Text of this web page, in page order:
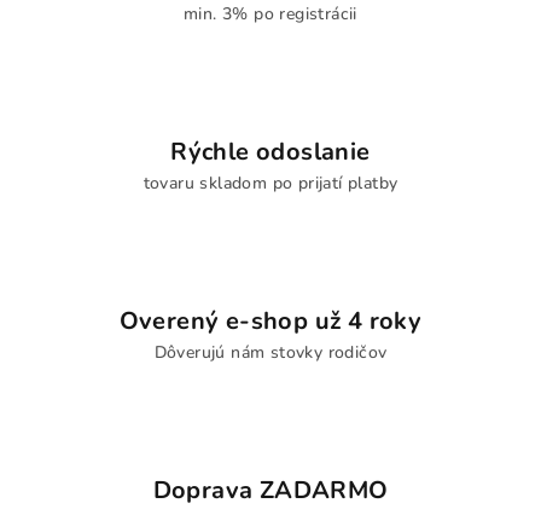
min. 3% po registrácii
Rýchle odoslanie
tovaru skladom po prijatí platby
Overený e-shop už 4 roky
Dôverujú nám stovky rodičov
Doprava ZADARMO